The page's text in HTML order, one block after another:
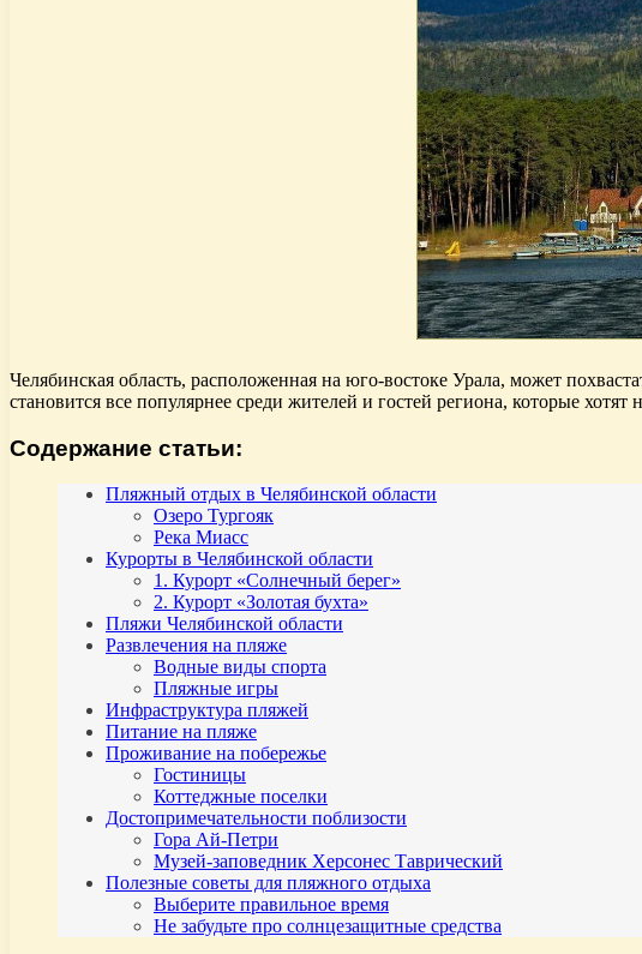
Челябинская область, расположенная на юго-востоке Урала, может
становится все популярнее среди жителей и гостей региона, которые
Содержание статьи:
Пляжный отдых в Челябинской области
Озеро Тургояк
Река Миасс
Курорты в Челябинской области
1. Курорт «Солнечный берег»
2. Курорт «Золотая бухта»
Пляжи Челябинской области
Развлечения на пляже
Водные виды спорта
Пляжные игры
Инфраструктура пляжей
Питание на пляже
Проживание на побережье
Гостиницы
Коттеджные поселки
Достопримечательности поблизости
Гора Ай-Петри
Музей-заповедник Херсонес Таврический
Полезные советы для пляжного отдыха
Выберите правильное время
Не забудьте про солнцезащитные средства